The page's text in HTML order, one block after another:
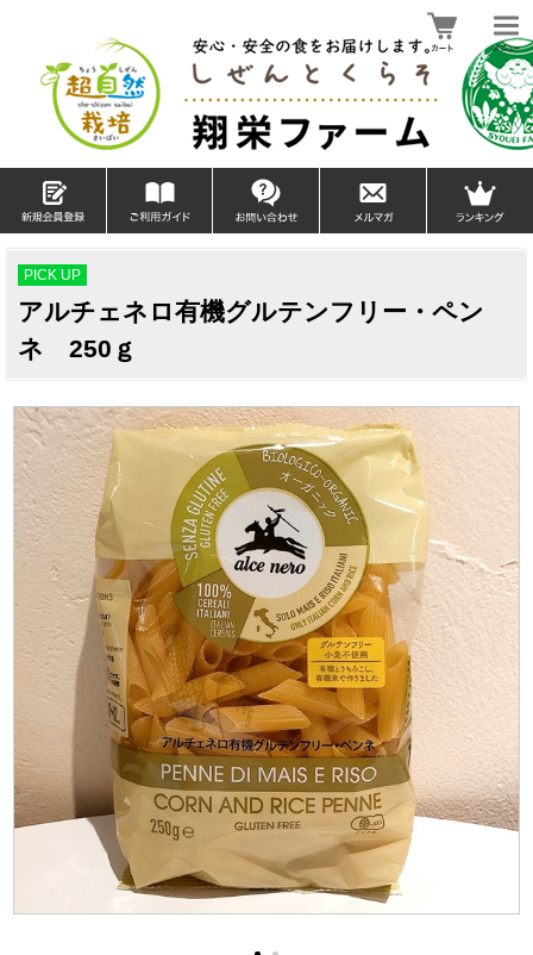
PICK UP
アルチェネロ有機グルテンフリー・ペン
ネ 250ｇ